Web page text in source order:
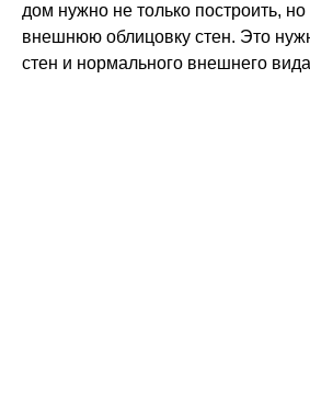
г. Владимир,
дом нужно не только построить, но
внешнюю облицовку стен. Это
стен и нормального внешнего